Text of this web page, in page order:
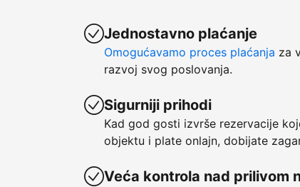
Jednostavno plaćanje
Omogućavamo proces plaćanja za
razvoj svog poslovanja.
Sigurniji prihodi
Kad god gosti izvrše rezervacije
objektu i plate onlajn, dobijate
Veća kontrola nad prilivom